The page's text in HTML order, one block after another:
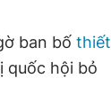
ban bố thiết
quốc hội bỏ